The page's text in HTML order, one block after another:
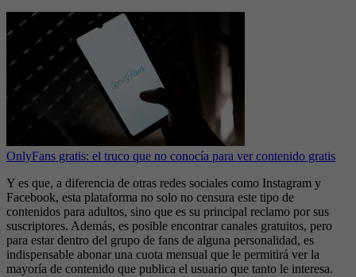
OnlyFans gratis: el truco que no conocía para ver contenido gratis
Y es que, a diferencia de otras redes sociales como Instagram y
Facebook, esta plataforma no solo no censura este tipo de
contenidos para adultos, sino que es su principal reclamo por sus
suscriptores. Además, es posible encontrar canales gratuitos, pero
para estar dentro del grupo de fans de alguna personalidad, es
indispensable abonar una cuota mensual que le permitirá ver la
mayoría de contenido que publica el usuario que tanto le interesa.